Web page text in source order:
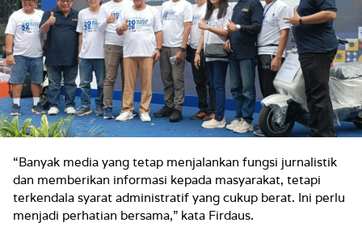
“Banyak media yang tetap menjalankan fungsi jurnalistik
dan memberikan informasi kepada masyarakat, tetapi
terkendala syarat administratif yang cukup berat. Ini perlu
menjadi perhatian bersama,” kata Firdaus.